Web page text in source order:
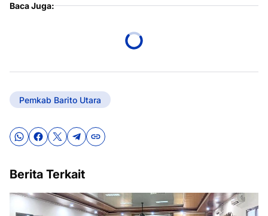
Baca Juga:
Pemkab Barito Utara
Berita Terkait